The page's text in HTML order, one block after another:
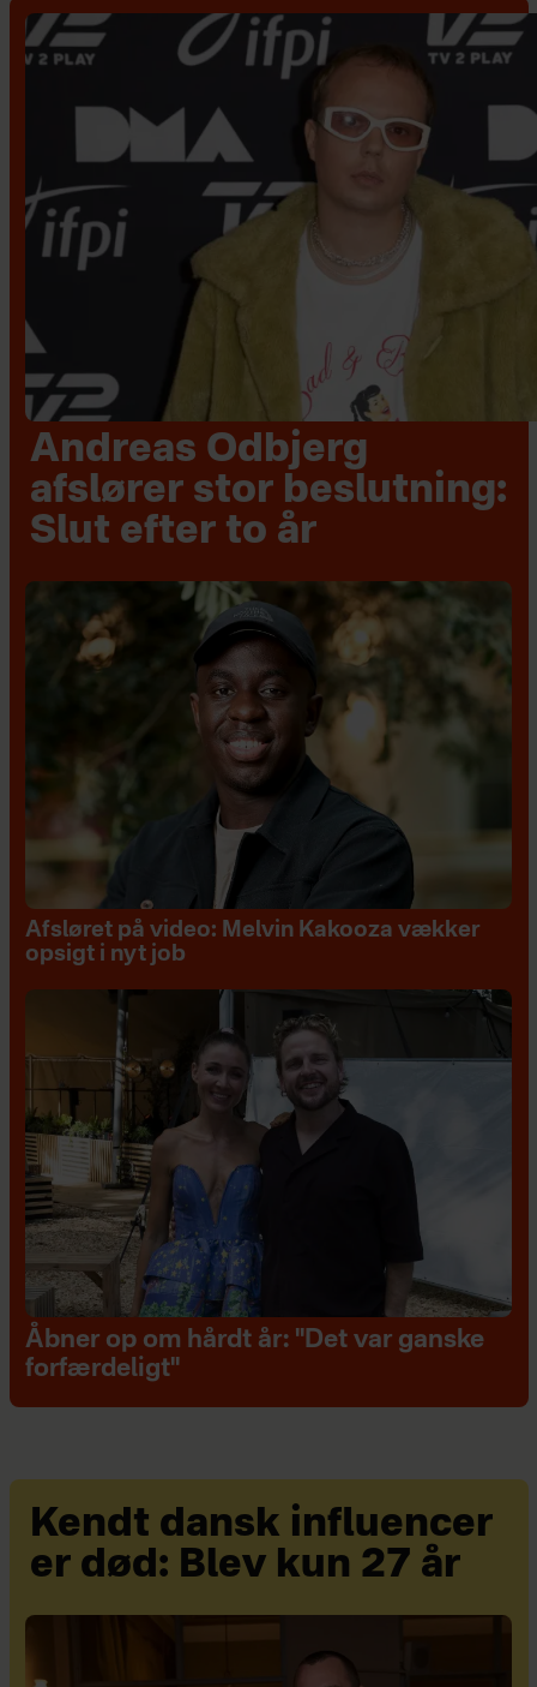
Andreas Odbjerg
afslører stor beslutning:
Slut efter to år
Afsløret på video: Melvin Kakooza vækker
opsigt i nyt job
Åbner op om hårdt år: "Det var ganske
forfærdeligt"
Kendt dansk influencer
er død: Blev kun 27 år